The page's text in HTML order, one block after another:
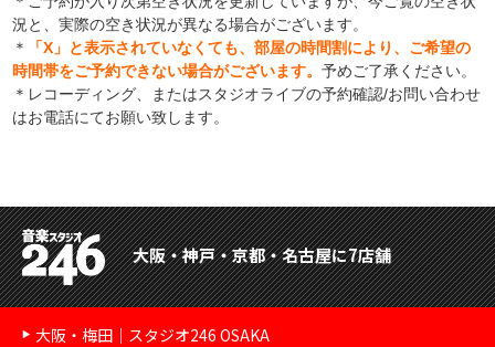
況と、実際の空き状況が異なる場合がございます。
＊
「X」と表示されていなくても、部屋の時間割により、ご希望の
時間帯をご予約できない場合がございます。予めご了承ください。
＊レコーディング、またはスタジオライブの予約確認/お問い合わせ
はお電話にてお願い致します。
大阪・神戸・京都・名古屋に7店舗
大阪・梅田｜スタジオ246 OSAKA